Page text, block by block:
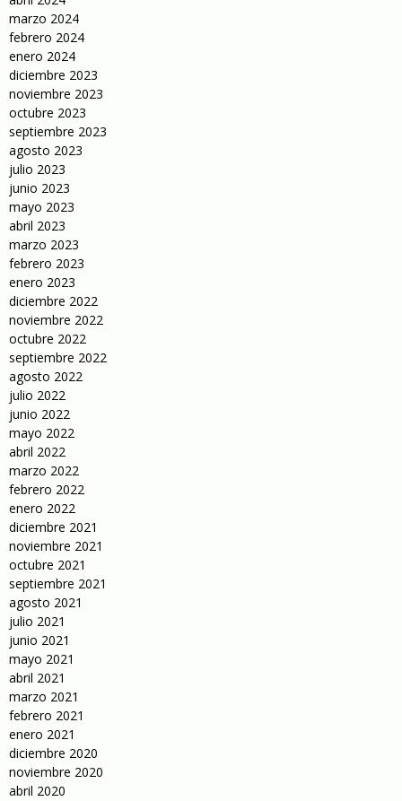
marzo 2024
febrero 2024
enero 2024
diciembre 2023
noviembre 2023
octubre 2023
septiembre 2023
agosto 2023
julio 2023
junio 2023
mayo 2023
abril 2023
marzo 2023
febrero 2023
enero 2023
diciembre 2022
noviembre 2022
octubre 2022
septiembre 2022
agosto 2022
julio 2022
junio 2022
mayo 2022
abril 2022
marzo 2022
febrero 2022
enero 2022
diciembre 2021
noviembre 2021
octubre 2021
septiembre 2021
agosto 2021
julio 2021
junio 2021
mayo 2021
abril 2021
marzo 2021
febrero 2021
enero 2021
diciembre 2020
noviembre 2020
abril 2020